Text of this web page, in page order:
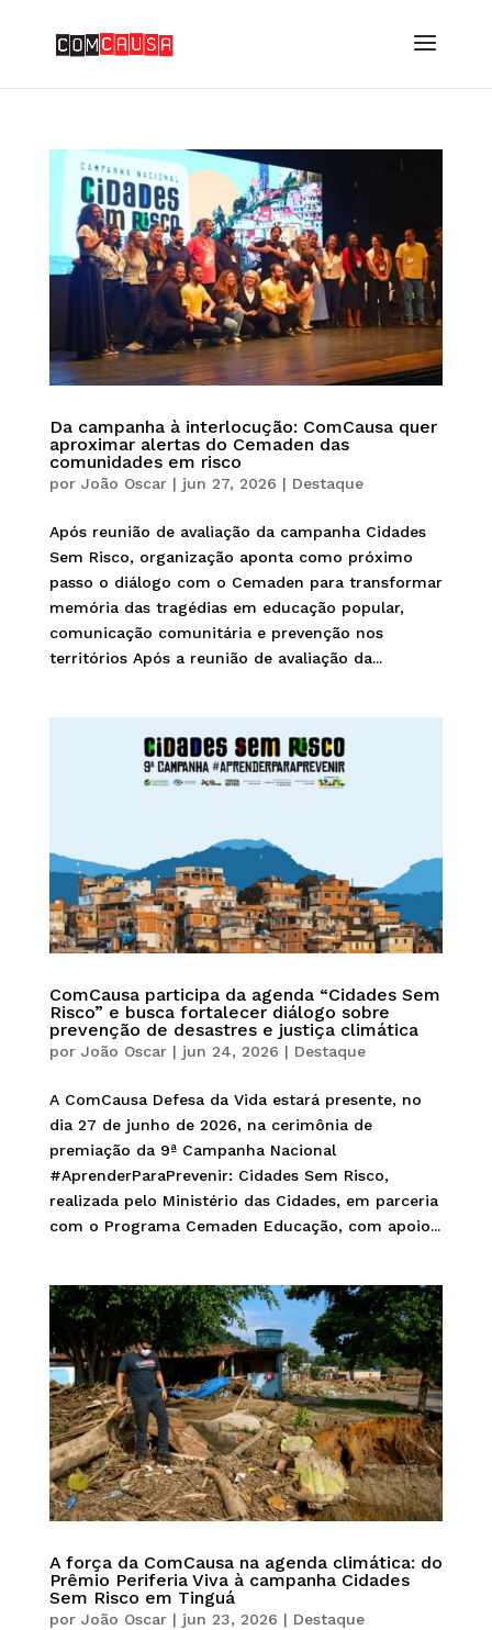
Da campanha à interlocução: ComCausa quer
aproximar alertas do Cemaden das
comunidades em risco
por João Oscar| jun 27, 2026 | Destaque
Após reunião de avaliação da campanha Cidades
Sem Risco, organização aponta como próximo
passo o diálogo com o Cemaden para transformar
memória das tragédias em educação popular,
comunicação comunitária e prevenção nos
territórios Após a reunião de avaliação da...
ComCausa participa da agenda “Cidades Sem
Risco” e busca fortalecer diálogo sobre
prevenção de desastres e justiça climática
por João Oscar| jun 24, 2026 | Destaque
A ComCausa Defesa da Vida estará presente, no
dia 27 de junho de 2026, na cerimônia de
premiação da 9ª Campanha Nacional
#AprenderParaPrevenir: Cidades Sem Risco,
realizada pelo Ministério das Cidades, em parceria
com o Programa Cemaden Educação, com apoio...
A força da ComCausa na agenda climática: do
Prêmio Periferia Viva à campanha Cidades
Sem Risco em Tinguá
por João Oscar| jun 23, 2026 | Destaque